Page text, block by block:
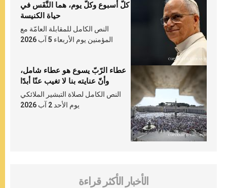
كلّ أسبوع وكلّ يوم، هما النَّفَس في
حياة الكنيسة
النص الكامل للمقابلة العامّة مع
المؤمنين يوم الأربعاء 5 آب 2026
عطاء الرّبّ يسوع هو عطاء شامل،
وأنّ عنايته بنا لا تغيب عنّا أبدًا
النص الكامل لصلاة التبشير الملائكي
يوم الأحد 2 آب 2026
الأخبار الأكثر قراءة